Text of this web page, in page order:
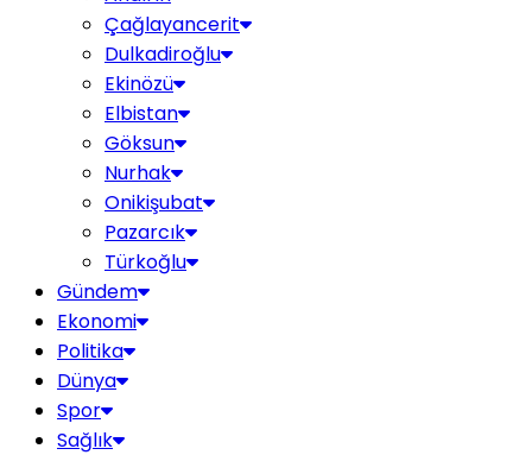
Çağlayancerit
Dulkadiroğlu
Ekinözü
Elbistan
Göksun
Nurhak
Onikişubat
Pazarcık
Türkoğlu
Gündem
Ekonomi
Politika
Dünya
Spor
Sağlık